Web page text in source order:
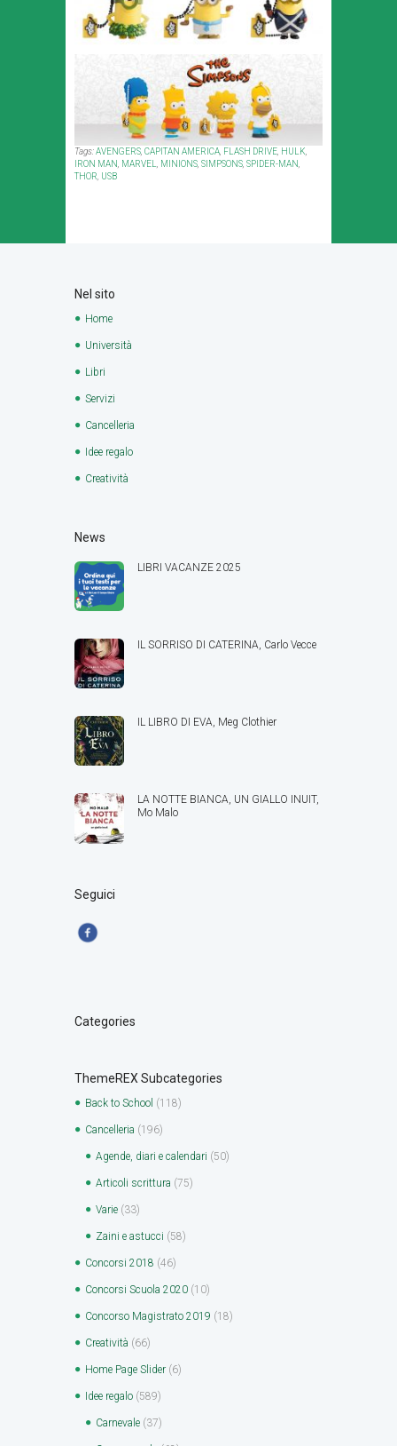
Tags:AVENGERS CAPITAN AMERICA FLASH DRIVE HULK
IRON MAN
MARVEL MINIONS SIMPSONS SPIDER-MAN
THOR
USB
Nel sito
Home
Università
Libri
Servizi
Cancelleria
Idee regalo
Creatività
News
LIBRI VACANZE 2025
IL SORRISO DI CATERINA, Carlo Vecce
IL LIBRO DI EVA, Meg Clothier
LA NOTTE BIANCA, UN GIALLO INUIT,
Mo Malo
Seguici
Categories
ThemeREX Subcategories
Back to School (118)
Cancelleria (196)
Agende, diari e calendari (50)
Articoli scrittura (75)
Varie (33)
Zaini e astucci (58)
Concorsi 2018 (46)
Concorsi Scuola 2020 (10)
Concorso Magistrato 2019 (18)
Creatività (66)
Home Page Slider (6)
Idee regalo (589)
Carnevale (37)